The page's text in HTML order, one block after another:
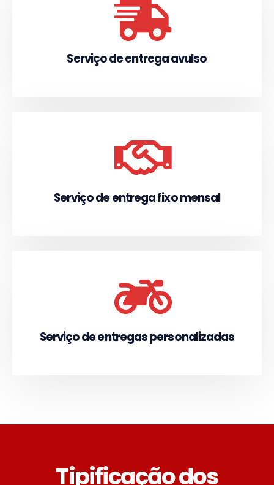
Serviço de entrega avulso
Serviço de entrega fixo mensal
Serviço de entregas personalizadas
Tipificação dos